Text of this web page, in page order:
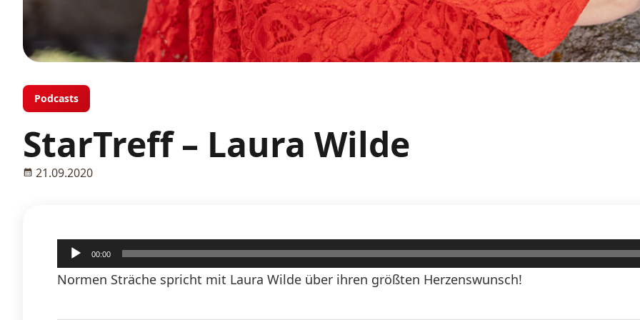
Podcasts
StarTreff – Laura Wilde
21.09.2020
Audio-
Player
00:00
Normen Sträche spricht mit Laura Wilde über ihren größten Herzenswunsch!